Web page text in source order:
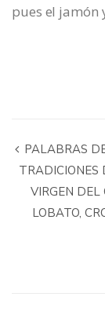
pues el jamón
PALABRAS
TRADICIONES
VIRGEN DEL
LOBATO,